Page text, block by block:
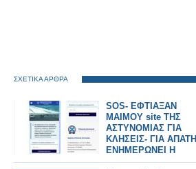
ΣΧΕΤΙΚΑ ΑΡΘΡΑ
SOS- ΕΦΤΙΑΞΑΝ
ΜΑΙΜΟΥ site ΤΗΣ
ΑΣΤΥΝΟΜΙΑΣ ΓΙΑ
ΚΛΗΣΕΙΣ- ΓΙΑ ΑΠΑΤΗ
ΕΝΗΜΕΡΩΝΕΙ Η
ΕΛ.ΑΣ.